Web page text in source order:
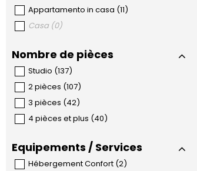
Appartamento in casa (11)
Casa (0)
Nombre de pièces
Studio (137)
2 pièces (107)
3 pièces (42)
4 pièces et plus (40)
Equipements / Services
Hébergement Confort (2)